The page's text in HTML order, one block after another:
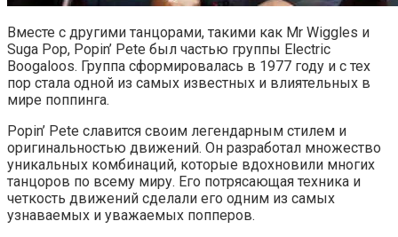
Вместе с другими танцорами, такими как Mr Wiggles и
Suga Pop, Popin’ Pete был частью группы Electric
Boogaloos. Группа сформировалась в 1977 году и с тех
пор стала одной из самых известных и влиятельных в
мире поппинга.
Popin’ Pete славится своим легендарным стилем и
оригинальностью движений. Он разработал множество
уникальных комбинаций, которые вдохновили многих
танцоров по всему миру. Его потрясающая техника и
четкость движений сделали его одним из самых
узнаваемых и уважаемых попперов.